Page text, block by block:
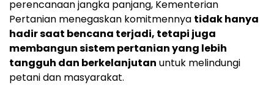
perencanaan jangka panjang, Kementerian
Pertanian menegaskan komitmennya tidak hanya
hadir saat bencana terjadi, tetapi juga
membangun sistem pertanian yang lebih
tangguh dan berkelanjutan untuk melindungi
petani dan masyarakat.